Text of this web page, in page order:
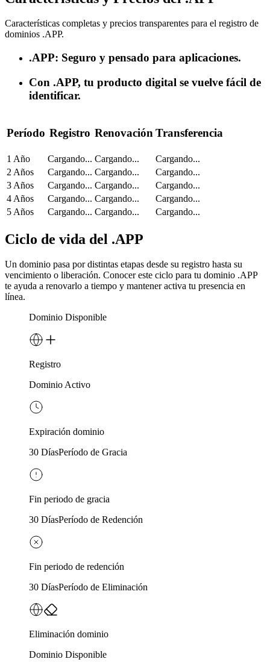
Características completas y precios transparentes para el registro de
dominios .APP.
.APP: Seguro y pensado para aplicaciones.
Con .APP, tu producto digital se vuelve fácil de
identificar.
Período Registro RenovaciónTransferencia
1 Año Cargando... Cargando...
Cargando...
2 Años
Cargando... Cargando...
Cargando...
3 Años
Cargando... Cargando...
Cargando...
4 Años
Cargando... Cargando...
Cargando...
5 Años
Cargando... Cargando... Cargando...
Ciclo de vida del .APP
Un dominio pasa por distintas etapas desde su registro hasta su
vencimiento o liberación. Conocer este ciclo para tu dominio .APP
te ayuda a renovarlo a tiempo y mantener activa tu presencia en
línea.
Dominio Disponible
Registro
Dominio Activo
Expiración dominio
30 DíasPeríodo de Gracia
Fin periodo de gracia
30 DíasPeríodo de Redención
Fin periodo de redención
30 DíasPeríodo de Eliminación
Eliminación dominio
Dominio Disponible